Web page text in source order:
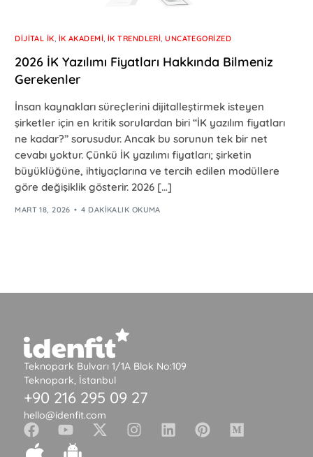
DIJITAL İK İK AKADEMI ,İK TRENDLERI ,UNCATEGORIZED
2026 İK Yazılımı Fiyatları Hakkında Bilmeniz
Gerekenler
İnsan kaynakları süreçlerini dijitalleştirmek isteyen
şirketler için en kritik sorulardan biri “İK yazılım fiyatları
ne kadar?” sorusudur. Ancak bu sorunun tek bir net
cevabı yoktur. Çünkü İK yazılımı fiyatları; şirketin
büyüklüğüne, ihtiyaçlarına ve tercih edilen modüllere
göre değişiklik gösterir. 2026 […]
MART 18, 2026 4 DAKIKALIK OKUMA
Teknopark Bulvarı 1/1A Blok No:109
Teknopark, İstanbul
+90 216 295 09 27
hello@idenfit.com